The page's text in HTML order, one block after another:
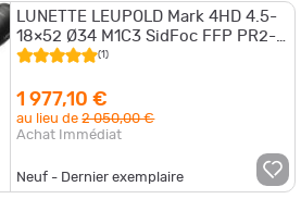
LUNETTE LEUPOLD Mark 4HD 4.5-
18×52 Ø34 M1C3 SidFoc FFP PR2-
MOA
(1)
1 977,10 €
au lieu de2 050,00 €
Achat Immédiat
Neuf - Dernier exemplaire